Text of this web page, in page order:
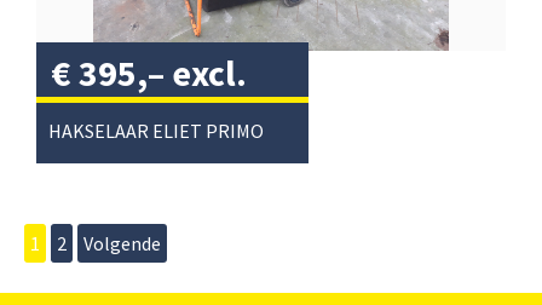
HAKSELAAR ELIET PRIMO
€395,– excl.
btw/
1 2 Volgende